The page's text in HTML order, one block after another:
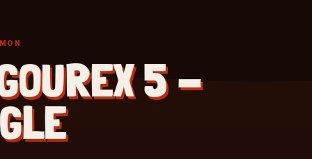
5 -